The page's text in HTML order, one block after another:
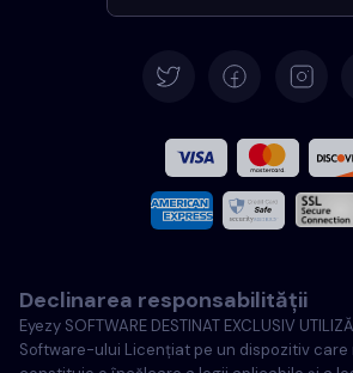
Français
Italiană
Portugheză
Türkçe
Declinarea responsabilității
Eyezy SOFTWARE DESTINAT EXCLUSIV
Software-ului Licențiat pe un dispozitiv care